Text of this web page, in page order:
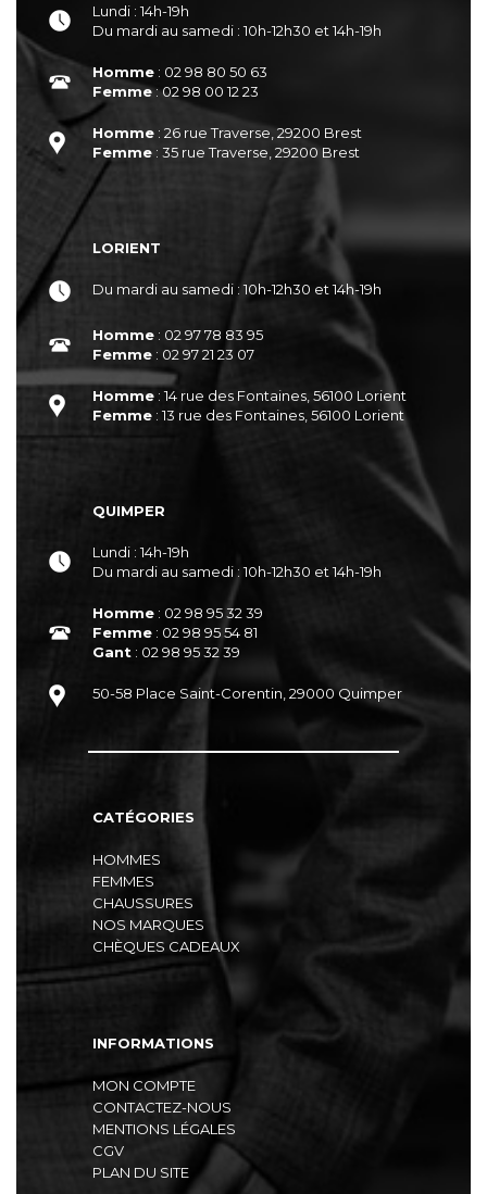
Lundi : 14h-19h
Du mardi au samedi : 10h-12h30 et 14h-19h
Homme : 02 98 80 50 63
Femme: 02 98 00 12 23
Homme : 26 rue Traverse, 29200 Brest
Femme : 35 rue Traverse, 29200 Brest
LORIENT
Du mardi au samedi : 10h-12h30 et 14h-19h
Homme : 02 97 78 83 95
Femme : 02 97 21 23 07
Homme : 14 rue des Fontaines, 56100 Lorient
Femme : 13 rue des Fontaines, 56100 Lorient
QUIMPER
Lundi : 14h-19h
Du mardi au samedi : 10h-12h30 et 14h-19h
Homme : 02 98 95 32 39
Femme : 02 98 95 54 81
Gant : 02 98 95 32 39
50-58 Place Saint-Corentin, 29000 Quimper
CATÉGORIES
HOMMES
FEMMES
CHAUSSURES
NOS MARQUES
CHÈQUES CADEAUX
INFORMATIONS
MON COMPTE
CONTACTEZ-NOUS
MENTIONS LÉGALES
CGV
PLAN DU SITE